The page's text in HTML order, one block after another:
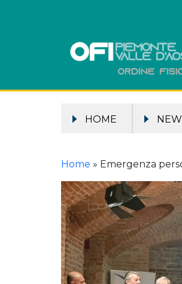
HOME
Home » Emergenza